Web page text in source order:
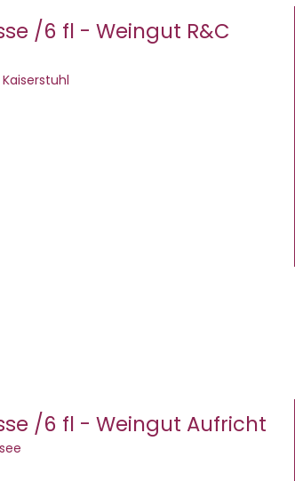
/6 fl - Weingut R&C
/6 fl - Weingut Aufricht